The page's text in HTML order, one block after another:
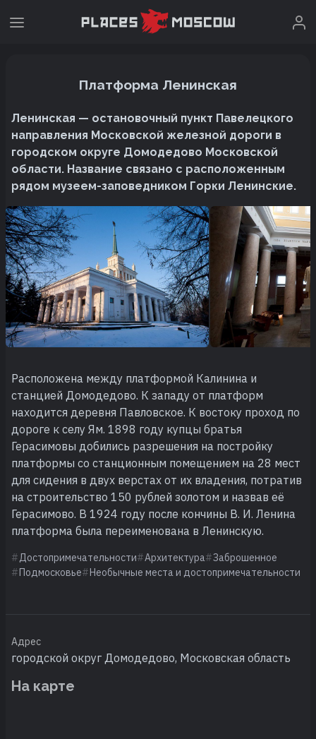
Платформа Ленинская
Ленинская — остановочный пункт Павелецкого
направления Московской железной дороги в
городском округе Домодедово Московской
области. Название связано с расположенным
рядом музеем-заповедником Горки Ленинские.
Расположена между платформой Калинина и
станцией Домодедово. К западу от платформ
находится деревня Павловское. К востоку проход по
дороге к селу Ям. 1898 году купцы братья
Герасимовы добились разрешения на постройку
платформы со станционным помещением на 28 мест
для сидения в двух верстах от их владения, потратив
на строительство 150 рублей золотом и назвав её
Герасимово. В 1924 году после кончины В. И. Ленина
платформа была переименована в Ленинскую.
Достопримечательности Архитектура
Заброшенное
Подмосковье
Необычные места и достопримечательности
Адрес
городской округ Домодедово, Московская область
На карте